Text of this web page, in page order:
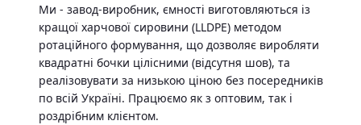
Ми - завод-виробник, ємності виготовляються із
кращої харчової сировини (LLDPE) методом
ротаційного формування, що дозволяє виробляти
квадратні бочки цілісними (відсутня шов), та
реалізовувати за низькою ціною без посередників
по всій Україні. Працюємо як з оптовим, так і
роздрібним клієнтом.